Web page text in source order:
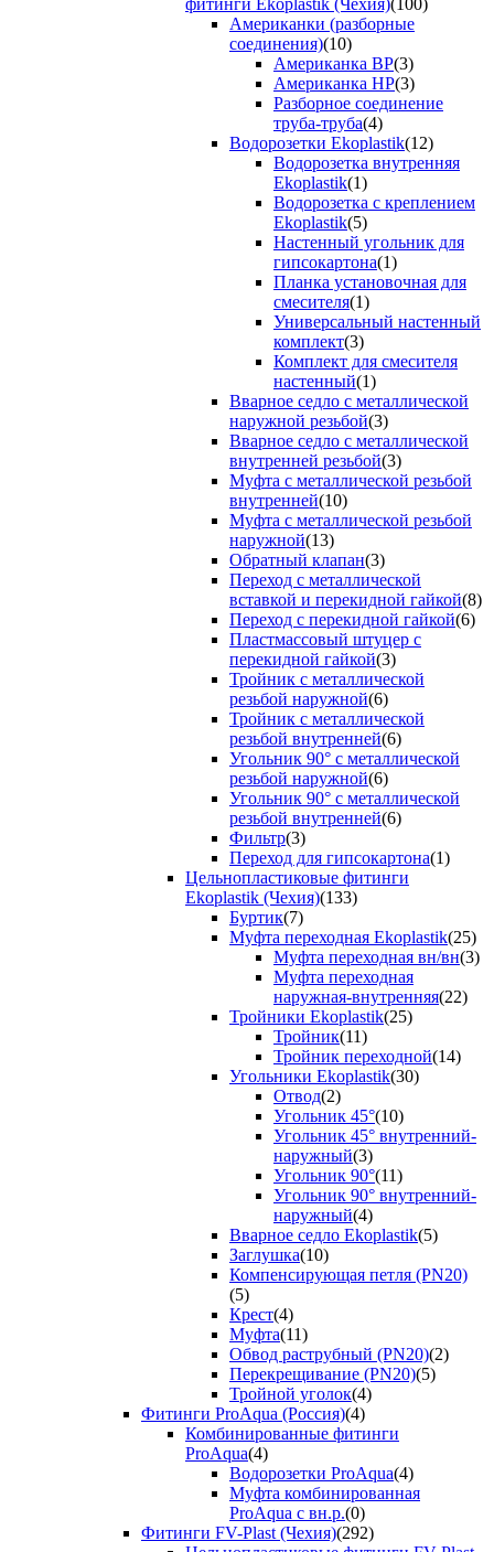
фитинги Ekoplastik (Чехия)(100)
Американки (разборные
соединения)(10)
Американка ВР(3)
Американка НР(3)
Разборное соединение
труба-труба(4)
Водорозетки Ekoplastik(12)
Водорозетка внутренняя
Ekoplastik(1)
Водорозетка с креплением
Ekoplastik(5)
Настенный угольник для
гипсокартона(1)
Планка установочная для
смесителя(1)
Универсальный настенный
комплект(3)
Комплект для смесителя
настенный(1)
Вварное седло с металлической
наружной резьбой(3)
Вварное седло с металлической
внутренней резьбой(3)
Муфта с металлической резьбой
внутренней(10)
Муфта с металлической резьбой
наружной(13)
Обратный клапан(3)
Переход с металлической
вставкой и перекидной гайкой(8)
Переход с перекидной гайкой(6)
Пластмассовый штуцер с
перекидной гайкой(3)
Тройник с металлической
резьбой наружной(6)
Тройник с металлической
резьбой внутренней(6)
Угольник 90° с металлической
резьбой наружной(6)
Угольник 90° с металлической
резьбой внутренней(6)
Фильтр(3)
Переход для гипсокартона(1)
Цельнопластиковые фитинги
Ekoplastik (Чехия)(133)
Буртик(7)
Муфта переходная Ekoplastik(25)
Муфта переходная вн/вн(3)
Муфта переходная
наружная-внутренняя(22)
Тройники Ekoplastik(25)
Тройник(11)
Тройник переходной(14)
Угольники Ekoplastik(30)
Отвод(2)
Угольник 45°(10)
Угольник 45° внутренний-
наружный(3)
Угольник 90°(11)
Угольник 90° внутренний-
наружный(4)
Вварное седло Ekoplastik(5)
Заглушка(10)
Компенсирующая петля (PN20)
(5)
Крест(4)
Муфта(11)
Обвод раструбный (PN20)(2)
Перекрещивание (PN20)(5)
Тройной уголок(4)
Фитинги ProAqua (Россия)(4)
Комбинированные фитинги
ProAqua(4)
Водорозетки ProAqua(4)
Муфта комбинированная
ProAqua с вн.р.(0)
Фитинги FV-Plast (Чехия)(292)